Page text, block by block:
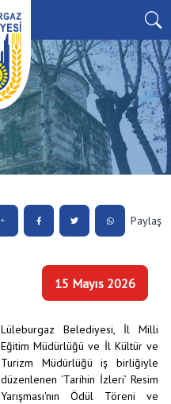
Paylaş
15 Mayıs 2026
Lüleburgaz Belediyesi, İl Milli
Eğitim Müdürlüğü ve İl Kültür ve
Turizm Müdürlüğü iş birliğiyle
düzenlenen ‘Tarihin İzleri’ Resim
Yarışması'nın Ödül Töreni ve